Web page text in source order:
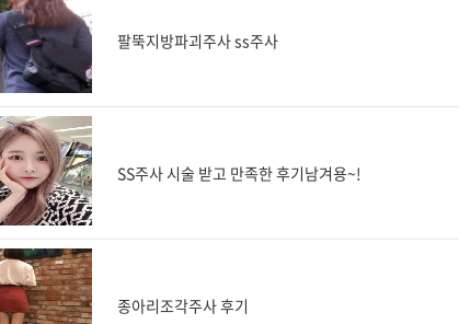
팔뚝지방파괴주사 ss주사
SS주사 시술 받고 만족한 후기남겨용~!
종아리조각주사 후기